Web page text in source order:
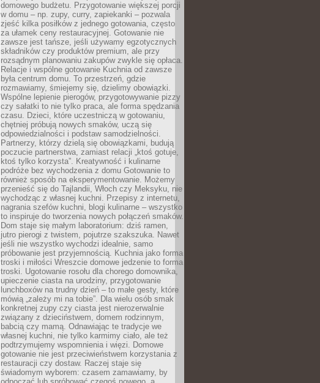
domowego budżetu. Przygotowanie większej porcji
w domu – np. zupy, curry, zapiekanki – pozwala
zjeść kilka posiłków z jednego gotowania, często
za ułamek ceny restauracyjnej. Gotowanie nie
zawsze jest tańsze, jeśli używamy egzotycznych
składników czy produktów premium, ale przy
rozsądnym planowaniu zakupów zwykle się opłaca.
Relacje i wspólne gotowanie Kuchnia od zawsze
była centrum domu. To przestrzeń, gdzie
rozmawiamy, śmiejemy się, dzielimy obowiązki.
Wspólne lepienie pierogów, przygotowywanie pizzy
czy sałatki to nie tylko praca, ale forma spędzania
czasu. Dzieci, które uczestniczą w gotowaniu,
chętniej próbują nowych smaków, uczą się
odpowiedzialności i podstaw samodzielności.
Partnerzy, którzy dzielą się obowiązkami, budują
poczucie partnerstwa, zamiast relacji „ktoś gotuje,
ktoś tylko korzysta”. Kreatywność i kulinarne
podróże bez wychodzenia z domu Gotowanie to
również sposób na eksperymentowanie. Możemy
przenieść się do Tajlandii, Włoch czy Meksyku, nie
wychodząc z własnej kuchni. Przepisy z internetu,
nagrania szefów kuchni, blogi kulinarne – wszystko
to inspiruje do tworzenia nowych połączeń smaków.
Dom staje się małym laboratorium: dziś ramen,
jutro pierogi z twistem, pojutrze szakszuka. Nawet
jeśli nie wszystko wychodzi idealnie, samo
próbowanie jest przyjemnością. Kuchnia jako forma
troski i miłości Wreszcie domowe jedzenie to forma
troski. Ugotowanie rosołu dla chorego domownika,
upieczenie ciasta na urodziny, przygotowanie
lunchboxów na trudny dzień – to małe gesty, które
mówią „zależy mi na tobie”. Dla wielu osób smak
konkretnej zupy czy ciasta jest nierozerwalnie
związany z dzieciństwem, domem rodzinnym,
babcią czy mamą. Odnawiając te tradycje we
własnej kuchni, nie tylko karmimy ciało, ale też
podtrzymujemy wspomnienia i więzi. Domowe
gotowanie nie jest przeciwieństwem korzystania z
restauracji czy dostaw. Raczej staje się
świadomym wyborem: czasem zamawiamy, by